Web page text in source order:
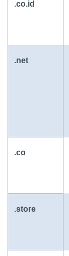
.co.id
.net
.co
.store